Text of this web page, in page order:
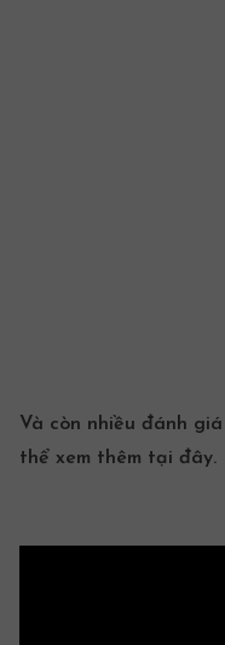
Và còn nhiều đánh
thể xem thêm tại đây.